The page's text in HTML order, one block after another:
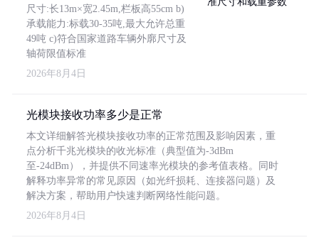
尺寸:长13m×宽2.45m,栏板高55cm b)
承载能力:标载30-35吨,最大允许总重
49吨 c)符合国家道路车辆外廓尺寸及
轴荷限值标准
2026年8月4日
光模块接收功率多少是正常
本文详细解答光模块接收功率的正常范围及影响因素，重
点分析千兆光模块的收光标准（典型值为-3dBm
至-24dBm），并提供不同速率光模块的参考值表格。同时
解释功率异常的常见原因（如光纤损耗、连接器问题）及
解决方案，帮助用户快速判断网络性能问题。
2026年8月4日